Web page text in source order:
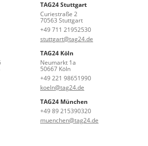
TAG24 Stuttgart
Curiestraße 2
70563 Stuttgart
+49 711 21952530
stuttgart@tag24.de
TAG24 Köln
Neumarkt 1a
50667 Köln
+49 221 98651990
koeln@tag24.de
TAG24 München
+49 89 215390320
muenchen@tag24.de